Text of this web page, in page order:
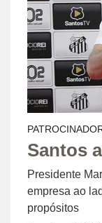
Santos
Presidente
empresa ao
propósitos